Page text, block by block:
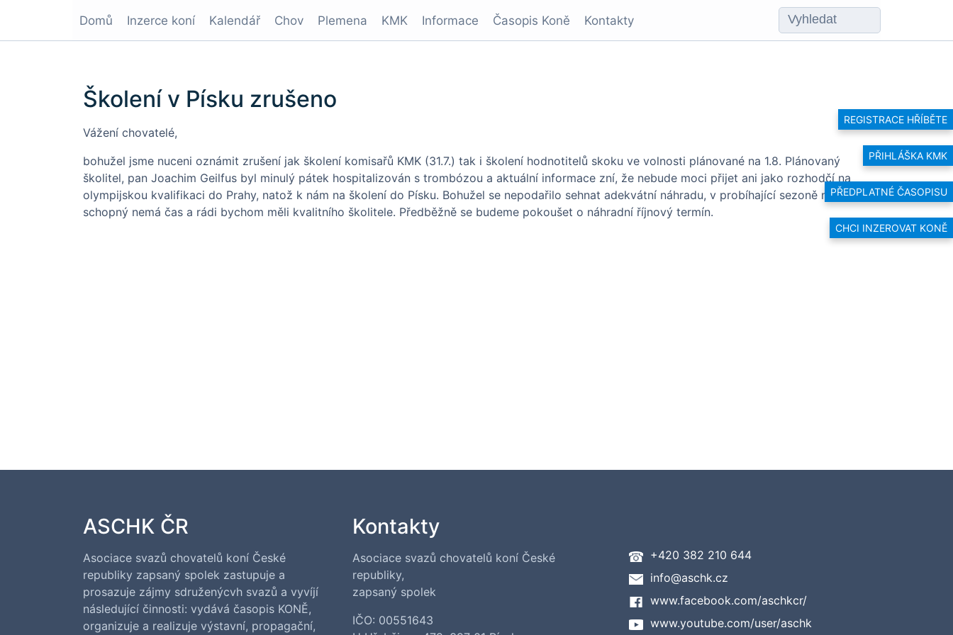
REGISTRACE HŘÍBĚTE
PŘIHLÁŠKA KMK
PŘEDPLATNÉ ČASOPISU
CHCI INZEROVAT KONĚ
Domů Inzerce koní Kalendář Chov Plemena KMK Informace Časopis Koně Kontakty
Školení v Písku zrušeno
Vážení chovatelé,
bohužel jsme nuceni oznámit zrušení jak školení komisařů KMK (31.7.) tak i školení hodnotitelů skoku ve volnosti plánované na 1.8. Plánovaný
školitel, pan Joachim Geilfus byl minulý pátek hospitalizován s trombózou a aktuální informace zní, že nebude moci přijet ani jako rozhodčí na
olympijskou kvalifikaci do Prahy, natož k nám na školení do Písku. Bohužel se nepodařilo sehnat adekvátní náhradu, v probíhající sezoně nikdo
schopný nemá čas a rádi bychom měli kvalitního školitele. Předběžně se budeme pokoušet o náhradní říjnový termín.
ASCHK ČR
Asociace svazů chovatelů koní České
republiky zapsaný spolek zastupuje a
prosazuje zájmy sdruženýcvh svazů a vyvíjí
následující činnosti: vydává časopis KONĚ,
organizuje a realizuje výstavní, propagační,
Kontakty
Asociace svazů chovatelů koní České
republiky,
zapsaný spolek
IČO: 00551643
+420 382 210 644
info@aschk.cz
www.facebook.com/aschkcr/
www.youtube.com/user/aschk